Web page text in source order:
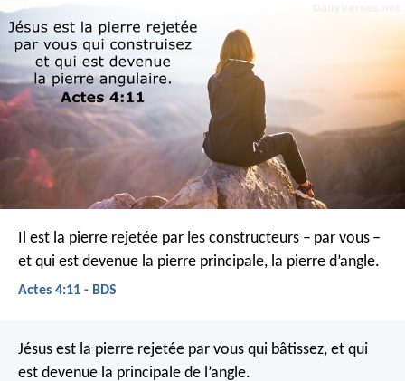
Il est la pierre rejetée par les constructeurs – par vous –
et qui est devenue la pierre principale, la pierre d’angle.
Actes 4:11 - BDS
Jésus est la pierre rejetée par vous qui bâtissez, et qui
est devenue la principale de l’angle.